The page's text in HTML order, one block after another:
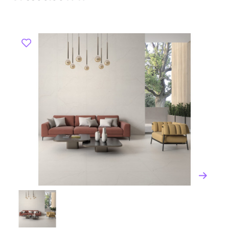
Настенная плитка: Керамическая плитка для стен
доступна в разнообразных вариантах дизайна,
включая классические и современные стили.
Плитка для наружных работ: Специально
разработанные плитки для использования на
открытом воздухе, устойчивые к воздействию
4. **Специальные коллекции**: Geotiles также
выпускает эксклюзивные коллекции, созданные в
сотрудничестве с известными дизайнерами и
Geotiles
Керамогранит Geotiles обладает рядом
преимуществ:
Высокая прочность и долговечность.